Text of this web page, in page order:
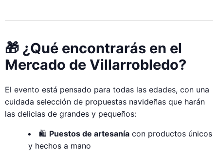
🎁 ¿Qué encontrarás en el
Mercado de Villarrobledo?
El evento está pensado para todas las edades, con una
cuidada selección de propuestas navideñas que harán
las delicias de grandes y pequeños:
🛍️ Puestos de artesanía con productos únicos
y hechos a mano